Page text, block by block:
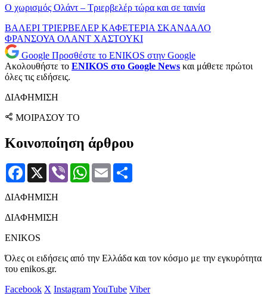
Ο χωρισμός Ολάντ – Τριερβελέρ τώρα και σε ταινία
ΒΑΛΕΡΙ ΤΡΙΕΡΒΕΛΕΡ ΚΑΦΕΤΕΡΙΑ ΣΚΑΝΔΑΛΟ
ΦΡΑΝΣΟΥΑ ΟΛΑΝΤ ΧΑΣΤΟΥΚΙ
Google Προσθέστε το ENIKOS στην Google
Ακολουθήστε το ENIKOS στο Google News και μάθετε πρώτοι
όλες τις ειδήσεις.
ΔΙΑΦΗΜΙΣΗ
ΜΟΙΡΑΣΟΥ ΤΟ
Κοινοποίηση άρθρου
Facebook
X Viber WhatsApp
Email
ΔΙΑΦΗΜΙΣΗ
ΔΙΑΦΗΜΙΣΗ
ENIKOS
Όλες οι ειδήσεις από την Ελλάδα και τον κόσμο με την εγκυρότητα
του enikos.gr.
Facebook X InstagramYouTube Viber